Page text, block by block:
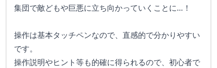
集団で敵どもや巨悪に立ち向かっていくことに…！
操作は基本タッチペンなので、直感的で分かりやすい
です。
操作説明やヒント等も的確に得られるので、初心者で